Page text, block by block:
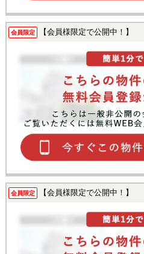
会員限定 【会員様限定で公開中！】
会員限定 【会員様限定で公開中！】